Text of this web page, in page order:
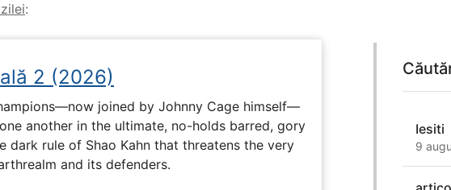
:
2 (2026)
joined by Johnny Cage himself—
another in the ultimate, no-holds barred, gory
dark rule of Shao Kahn that threatens the very
and its defenders.
Iesiti
9